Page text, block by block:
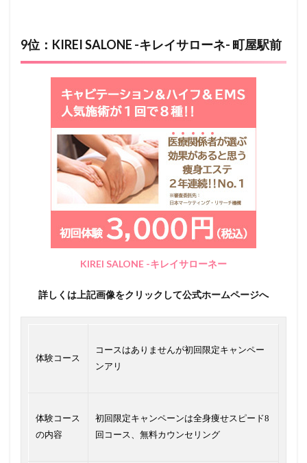
9位：KIREI SALONE -キレイサローネ- 町屋駅前
KIREI SALONE -キレイサローネー
詳しくは上記画像をクリックして公式ホームページへ
体験コース
コースはありませんが初回限定キャンペー
ンアリ
体験コース
の内容
初回限定キャンペーンは全身痩せスピード8
回コース、無料カウンセリング